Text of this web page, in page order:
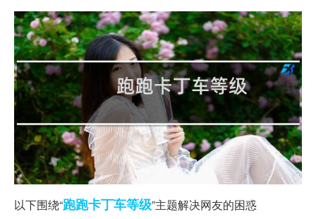
以下围绕“跑跑卡丁车等级”主题解决网友的困惑